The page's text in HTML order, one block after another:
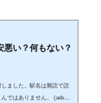
悪い？何もない？
ました。駅名は難読で読
ありません。 (adsby